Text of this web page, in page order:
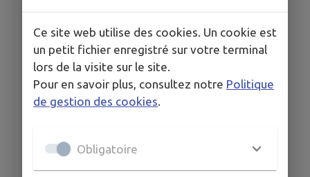
Ce site web utilise des cookies. Un cookie est
un petit fichier enregistré sur votre terminal
lors de la visite sur le site.
Pour en savoir plus, consultez notre Politique
de gestion des cookies.
Obligatoire